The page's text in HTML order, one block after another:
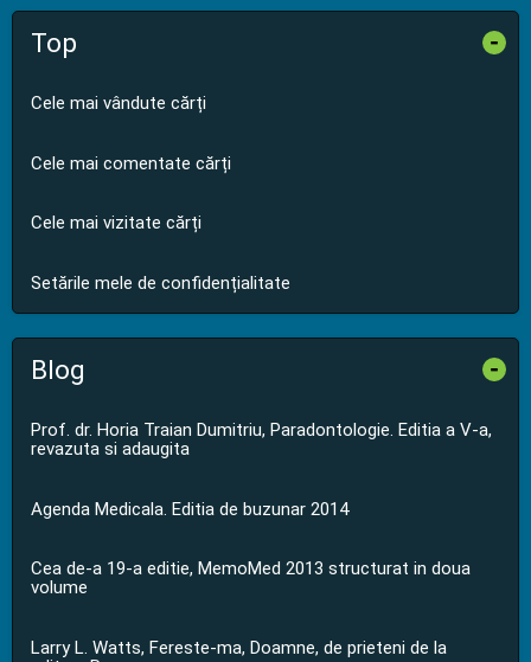
Top -
Cele mai vândute cărți
Cele mai comentate cărți
Cele mai vizitate cărți
Setările mele de confidențialitate
Blog -
Prof. dr. Horia Traian Dumitriu, Paradontologie. Editia a V-a,
revazuta si adaugita
Agenda Medicala. Editia de buzunar 2014
Cea de-a 19-a editie, MemoMed 2013 structurat in doua
volume
Larry L. Watts, Fereste-ma, Doamne, de prieteni de la